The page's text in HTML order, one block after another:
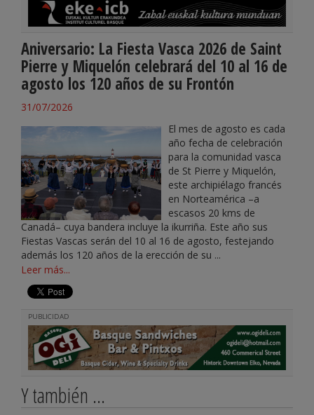
Aniversario: La Fiesta Vasca 2026 de Saint
Pierre y Miquelón celebrará del 10 al 16 de
agosto los 120 años de su Frontón
31/07/2026
El mes de agosto es cada
año fecha de celebración
para la comunidad vasca
de St Pierre y Miquelón,
este archipiélago francés
en Norteamérica –a
escasos 20 kms de
Canadá– cuya bandera incluye la ikurriña. Este año sus
Fiestas Vascas serán del 10 al 16 de agosto, festejando
además los 120 años de la erección de su ...
Leer más...
PUBLICIDAD
Y también ...